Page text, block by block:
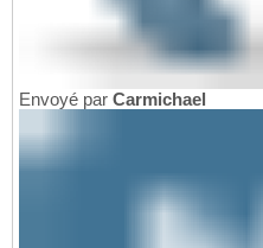
Envoyé par Carmichael